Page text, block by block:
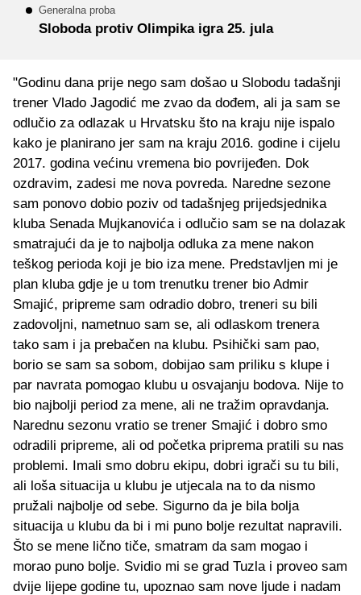
Generalna proba
Sloboda protiv Olimpika igra 25. jula
"Godinu dana prije nego sam došao u Slobodu tadašnji
trener Vlado Jagodić me zvao da dođem, ali ja sam se
odlučio za odlazak u Hrvatsku što na kraju nije ispalo
kako je planirano jer sam na kraju 2016. godine i cijelu
2017. godina većinu vremena bio povrijeđen. Dok
ozdravim, zadesi me nova povreda. Naredne sezone
sam ponovo dobio poziv od tadašnjeg prijedsjednika
kluba Senada Mujkanovića i odlučio sam se na dolazak
smatrajući da je to najbolja odluka za mene nakon
teškog perioda koji je bio iza mene. Predstavljen mi je
plan kluba gdje je u tom trenutku trener bio Admir
Smajić, pripreme sam odradio dobro, treneri su bili
zadovoljni, nametnuo sam se, ali odlaskom trenera
tako sam i ja prebačen na klubu. Psihički sam pao,
borio se sam sa sobom, dobijao sam priliku s klupe i
par navrata pomogao klubu u osvajanju bodova. Nije to
bio najbolji period za mene, ali ne tražim opravdanja.
Narednu sezonu vratio se trener Smajić i dobro smo
odradili pripreme, ali od početka priprema pratili su nas
problemi. Imali smo dobru ekipu, dobri igrači su tu bili,
ali loša situacija u klubu je utjecala na to da nismo
pružali najbolje od sebe. Sigurno da je bila bolja
situacija u klubu da bi i mi puno bolje rezultat napravili.
Što se mene lično tiče, smatram da sam mogao i
morao puno bolje. Svidio mi se grad Tuzla i proveo sam
dvije lijepe godine tu, upoznao sam nove ljude i nadam